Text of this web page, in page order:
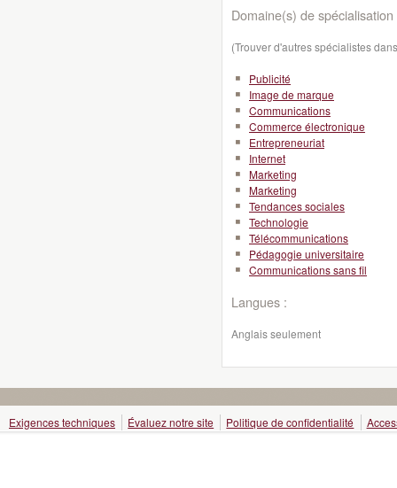
Domaine(s) de spécialisation
(Trouver d'autres spécialistes
Publicité
Image de marque
Communications
Commerce électronique
Entrepreneuriat
Internet
Marketing
Marketing
Tendances sociales
Technologie
Télécommunications
Pédagogie universitaire
Communications sans fil
Langues :
Anglais seulement
Exigences techniques Évaluez notre site Politique de confidentialité